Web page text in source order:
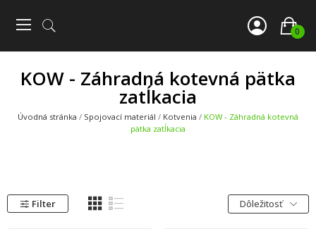
0
KOW - Záhradná kotevná pätka
zatĺkacia
Úvodná stránka Spojovací materiál Kotvenia
KOW - Záhradná kotevná
pätka zatĺkacia
Filter Dôležitosť